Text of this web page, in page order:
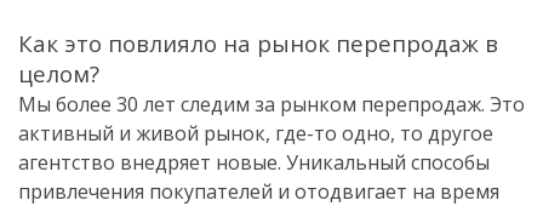
Как это повлияло на рынок перепродаж в
целом?
Мы более 30 лет следим за рынком перепродаж. Это
активный и живой рынок, где-то одно, то другое
агентство внедряет новые. Уникальный способы
привлечения покупателей и отодвигает на время